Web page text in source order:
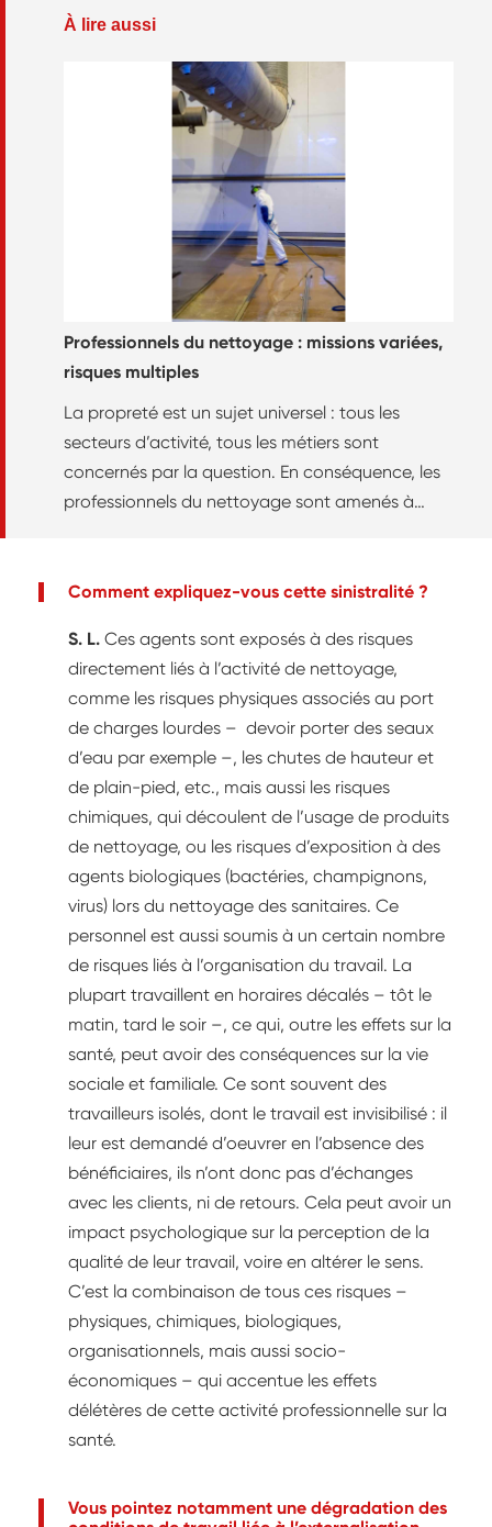
À lire aussi
Professionnels du nettoyage : missions variées,
risques multiples
La propreté est un sujet universel : tous les
secteurs d’activité, tous les métiers sont
concernés par la question. En conséquence, les
professionnels du nettoyage sont amenés à
exposent à des risques professionnels de
de prévention permettent de s’en prémunir ?
Comment expliquez-vous cette sinistralité ?
S. L. Ces agents sont exposés à des risques
directement liés à l’activité de nettoyage,
comme les risques physiques associés au port
de charges lourdes – devoir porter des seaux
d’eau par exemple –, les chutes de hauteur et
de plain-pied, etc., mais aussi les risques
chimiques, qui découlent de l’usage de produits
de nettoyage, ou les risques d’exposition à des
agents biologiques (bactéries, champignons,
virus) lors du nettoyage des sanitaires. Ce
personnel est aussi soumis à un certain nombre
de risques liés à l’organisation du travail. La
plupart travaillent en horaires décalés – tôt le
matin, tard le soir –, ce qui, outre les effets sur la
santé, peut avoir des conséquences sur la vie
sociale et familiale. Ce sont souvent des
travailleurs isolés, dont le travail est invisibilisé : il
leur est demandé d’oeuvrer en l’absence des
bénéficiaires, ils n’ont donc pas d’échanges
avec les clients, ni de retours. Cela peut avoir un
impact psychologique sur la perception de la
qualité de leur travail, voire en altérer le sens.
C’est la combinaison de tous ces risques –
physiques, chimiques, biologiques,
organisationnels, mais aussi socio-
économiques – qui accentue les effets
délétères de cette activité professionnelle sur la
santé.
Vous pointez notamment une dégradation des